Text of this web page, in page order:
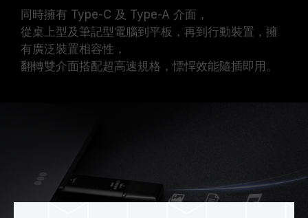
同時擁有 Type-C 及 Type-A 介面，
從桌上型及筆記型電腦到平板，再到行動裝置，擁
有廣泛裝置相容性，
翻轉雙介面搭配超高速規格，慓悍效能隨插即用。